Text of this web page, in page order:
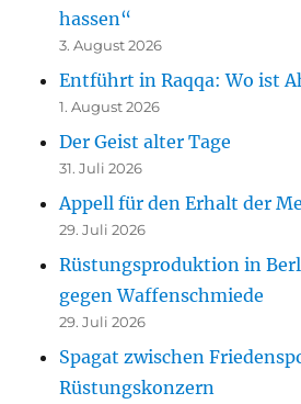
hassen“
3. August 2026
Entführt in Raqqa: Wo ist
1. August 2026
Der Geist alter Tage
31. Juli 2026
Appell für den Erhalt der
29. Juli 2026
Rüstungsproduktion in
gegen Waffenschmiede
29. Juli 2026
Spagat zwischen
Rüstungskonzern